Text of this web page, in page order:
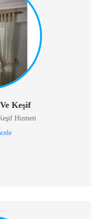
Keşif
Hizmeti